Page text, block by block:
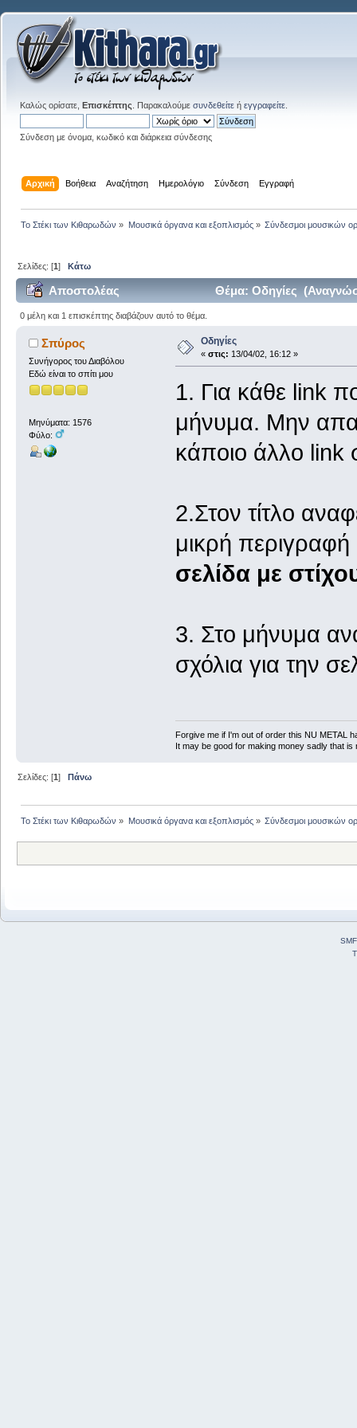
Καλώς ορίσατε, Επισκέπτης . Παρακαλούμε συνδεθείτε ή εγγραφείτε
Σύνδεση με όνομα, κωδικό και διάρκεια σύνδεσης
Αρχική Βοήθεια Αναζήτηση Ημερολόγιο Σύνδεση Εγγραφή
Το Στέκι των Κιθαρωδών » Μουσικά όργανα και εξοπλισμός» Σύνδεσμοι μουσικών
Σελίδες: [1]Κάτω
Αποστολέας Θέμα: Οδηγίες
0 μέλη και 1 επισκέπτης διαβάζουν αυτό το θέμα.
Σπύρος
Συνήγορος του Διαβόλου
Εδώ είναι το σπίτι μου
Μηνύματα: 1576
Φύλο:
Οδηγίες
« στις: 13/04/02, 16:12 »
1. Για κάθε link
μήνυμα. Μην
κάποιο άλλο
2.Στον τίτλο
μικρή
σελίδα με
3. Στο μήνυμα
σχόλια για την
Forgive me if I'm out of order this NU METAL
It may be good for making money sadly that is
Σελίδες: [1] Πάνω
Το Στέκι των Κιθαρωδών » Μουσικά όργανα και εξοπλισμός» Σύνδεσμοι μουσικών